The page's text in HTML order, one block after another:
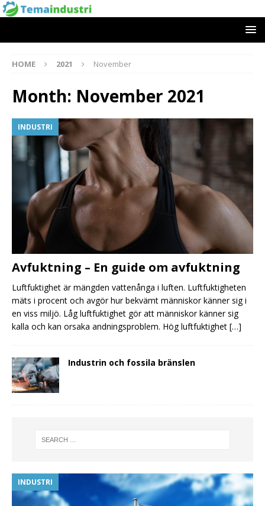
HOME 2021 November
Month: November 2021
INDUSTRI
Avfuktning – En guide om avfuktning
Luftfuktighet är mängden vattenånga i luften. Luftfuktigheten
mäts i procent och avgör hur bekvämt människor känner sig i
en viss miljö. Låg luftfuktighet gör att människor känner sig
kalla och kan orsaka andningsproblem. Hög luftfuktighet […]
Industrin och fossila bränslen
INDUSTRI